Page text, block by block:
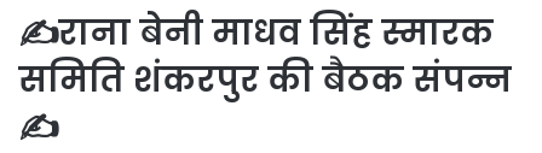
✍️राना बेनी माधव सिंह स्मारक
समिति शंकरपुर की बैठक संपन्न
✍️